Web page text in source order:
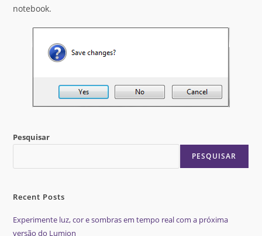
notebook.
Pesquisar
PESQUISAR
Recent Posts
Experimente luz, cor e sombras em tempo real com a próxima
versão do Lumion